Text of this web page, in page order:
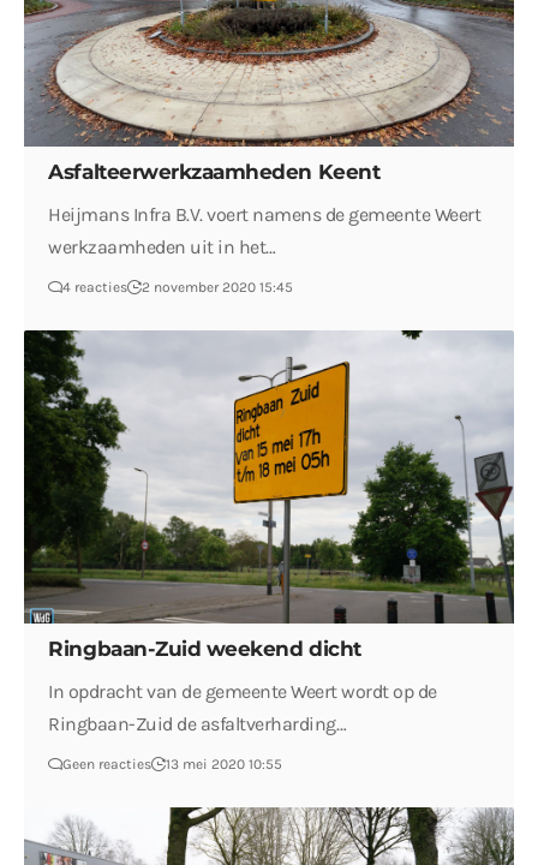
Asfalteerwerkzaamheden Keent
Heijmans Infra B.V. voert namens de gemeente Weert
werkzaamheden uit in het…
4 reacties 2 november 2020 15:45
Ringbaan-Zuid weekend dicht
In opdracht van de gemeente Weert wordt op de
Ringbaan-Zuid de asfaltverharding…
Geen reacties 13 mei 2020 10:55